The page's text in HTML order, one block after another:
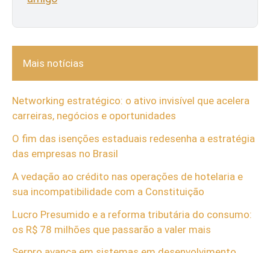
Mais notícias
Networking estratégico: o ativo invisível que acelera
carreiras, negócios e oportunidades
O fim das isenções estaduais redesenha a estratégia
das empresas no Brasil
A vedação ao crédito nas operações de hotelaria e
sua incompatibilidade com a Constituição
Lucro Presumido e a reforma tributária do consumo:
os R$ 78 milhões que passarão a valer mais